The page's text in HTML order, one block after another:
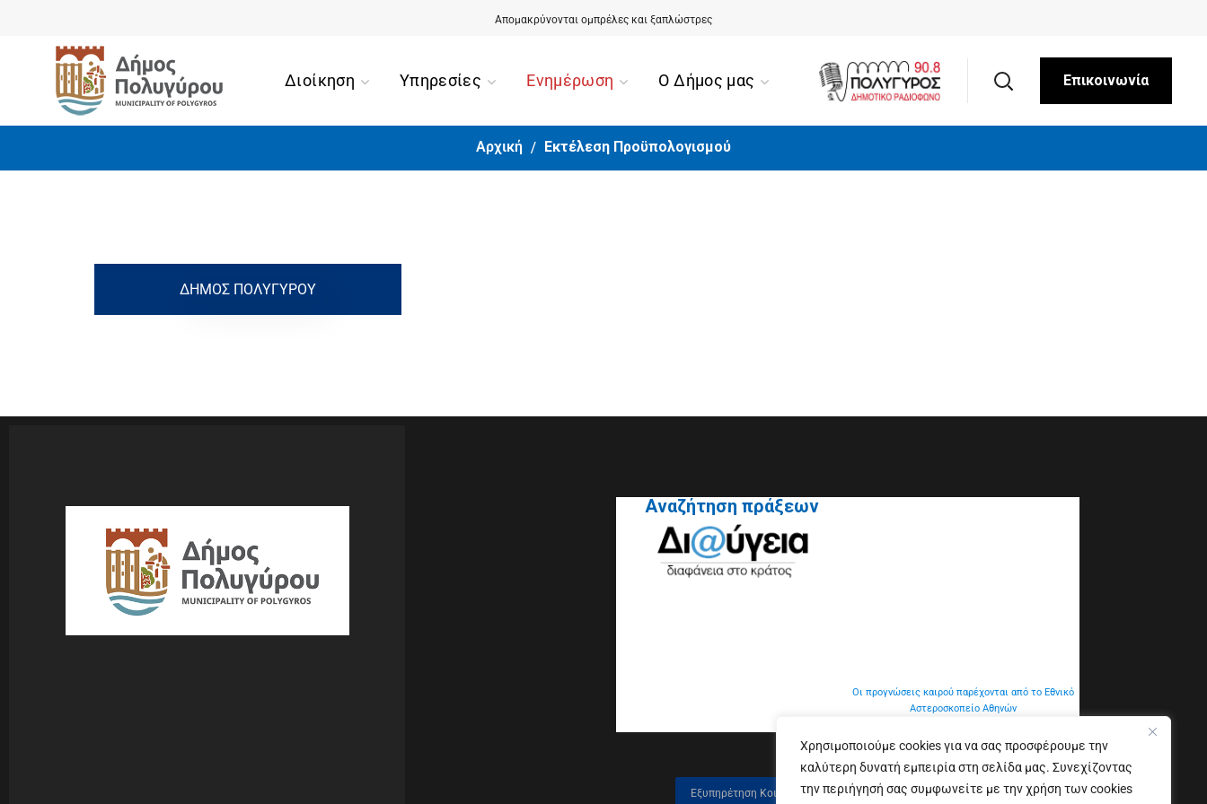
Χρησιμοποιούμε cookies για να σας προσφέρουμε την
καλύτερη δυνατή εμπειρία στη σελίδα μας. Συνεχίζοντας
την περιήγησή σας συμφωνείτε με την χρήση των cookies
Απομακρύνονται ομπρέλες και ξαπλώστρες
Διοίκηση Υπηρεσίες Ενημέρωση Ο Δήμος μας Επικοινωνία
Αρχική Εκτέλεση Προϋπολογισμού
ΔΉΜΟΣ ΠΟΛΥΓΎΡΟΥ
Αναζήτηση πράξεων
Οι προγνώσεις καιρού παρέχονται από το Εθνικό
Αστεροσκοπείο Αθηνών
Εξυπηρέτηση Κοινού Δήλωση προσβασιμότητας